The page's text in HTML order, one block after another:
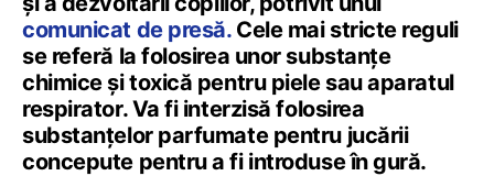
comunicat de presă.Cele mai stricte reguli
se referă la folosirea unor substanțe
chimice și toxică pentru piele sau aparatul
respirator. Va fi interzisă folosirea
substanțelor parfumate pentru jucării
concepute pentru a fi introduse în gură.